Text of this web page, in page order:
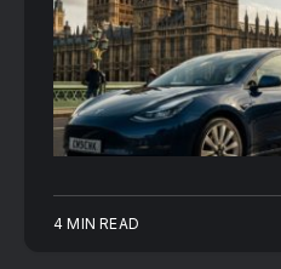
4 MIN READ